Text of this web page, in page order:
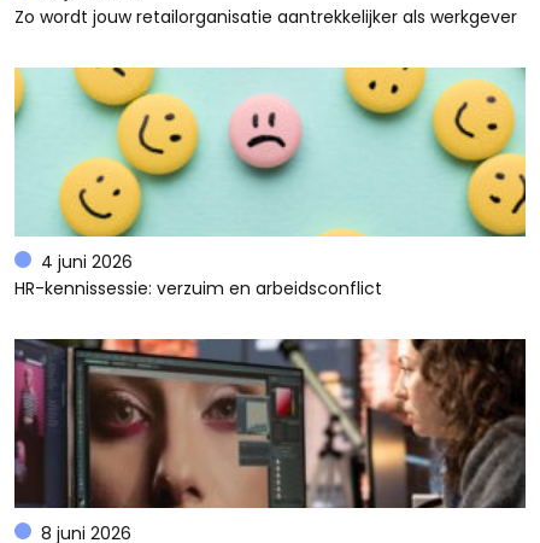
Zo wordt jouw retailorganisatie aantrekkelijker als werkgever
4 juni 2026
HR-kennissessie: verzuim en arbeidsconflict
8 juni 2026